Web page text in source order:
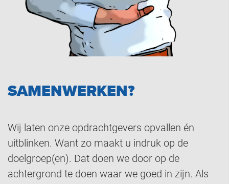
SAMENWERKEN?
Wij laten onze opdrachtgevers opvallen én
uitblinken. Want zo maakt u indruk op de
doelgroep(en). Dat doen we door op de
achtergrond te doen waar we goed in zijn. Als